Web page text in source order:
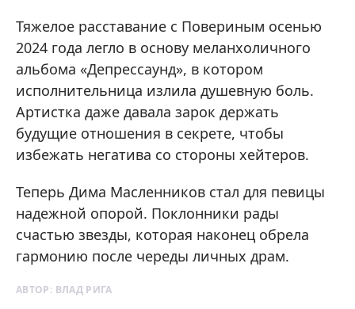
Тяжелое расставание с Повериным осенью
2024 года легло в основу меланхоличного
альбома «Депрессаунд», в котором
исполнительница излила душевную боль.
Артистка даже давала зарок держать
будущие отношения в секрете, чтобы
избежать негатива со стороны хейтеров.
Теперь Дима Масленников стал для певицы
надежной опорой. Поклонники рады
счастью звезды, которая наконец обрела
гармонию после череды личных драм.
АВТОР: ВЛАД РИГА